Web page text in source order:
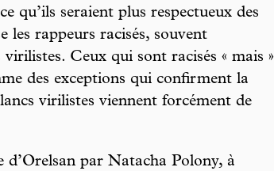
qu’ils seraient plus respectueux des
les rappeurs racisés, souvent
Ceux qui sont racisés « mais »
des exceptions qui confirment la
virilistes viennent forcément de
d’Orelsan par Natacha Polony, à